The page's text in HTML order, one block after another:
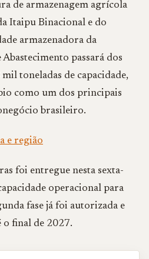
de armazenagem agrícola
Itaipu Binacional e do
armazenadora da
passará dos
toneladas de capacidade,
como um dos principais
brasileiro.
e região
foi entregue nesta sexta-
operacional para
fase já foi autorizada e
o final de 2027.